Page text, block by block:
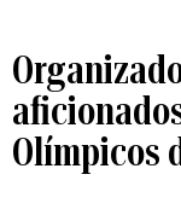
Olímpicos